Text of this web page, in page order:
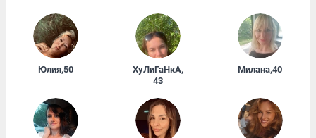
Юлия,50 ХуЛиГаНкА,
43
Милана,40